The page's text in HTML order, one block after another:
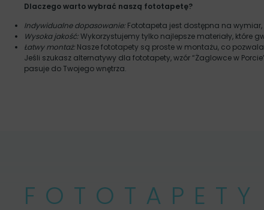
Dlaczego warto wybrać naszą fototapetę?
Indywidualne dopasowanie: Fototapeta jest dostępna na
Wysoka jakość:Wykorzystujemy tylko najlepsze materiały, które
Łatwy montaż: Nasze fototapety są proste w montażu, co
Jeśli szukasz alternatywy dla fototapety, wzór “Żaglowce w
pasuje do Twojego wnętrza.
FOTOTAPETY